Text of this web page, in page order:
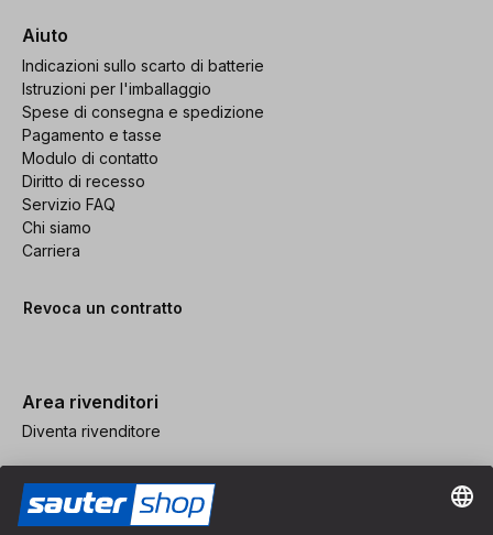
Aiuto
Indicazioni sullo scarto di batterie
Istruzioni per l'imballaggio
Spese di consegna e spedizione
Pagamento e tasse
Modulo di contatto
Diritto di recesso
Servizio FAQ
Chi siamo
Carriera
Revoca un contratto
Area rivenditori
Diventa rivenditore